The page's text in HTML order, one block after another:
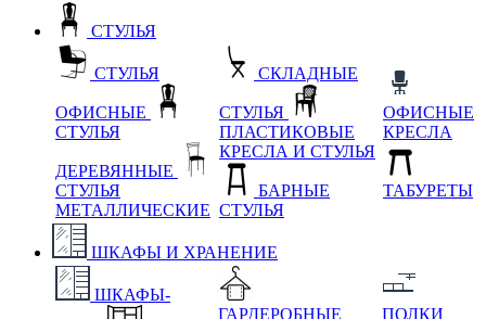
СТУЛЬЯ
СТУЛЬЯ
ОФИСНЫЕ
СТУЛЬЯ
ДЕРЕВЯННЫЕ
СТУЛЬЯ
МЕТАЛЛИЧЕСКИЕ
СКЛАДНЫЕ
СТУЛЬЯ
ПЛАСТИКОВЫЕ
КРЕСЛА И СТУЛЬЯ
БАРНЫЕ
СТУЛЬЯ
ОФИСНЫЕ
КРЕСЛА
ТАБУРЕТЫ
ШКАФЫ И ХРАНЕНИЕ
ШКАФЫ-
ГАРДЕРОБНЫЕ
ПОЛКИ